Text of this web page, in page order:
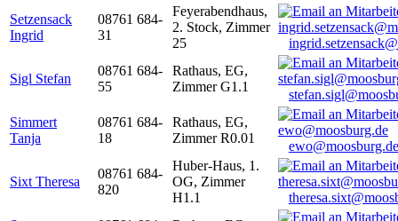
Setzensack
Ingrid
08761 684-
31
Feyerabendhaus,
2. Stock, Zimmer
25
Sigl Stefan
08761 684-
55
Rathaus, EG,
Zimmer G1.1
Simmert
Tanja
08761 684-
18
Rathaus, EG,
Zimmer R0.01
ewo@moosburg.de
Sixt Theresa
08761 684-
820
Huber-Haus, 1.
OG, Zimmer
H1.1